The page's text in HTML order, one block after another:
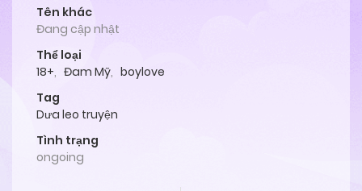
Tên khác
Đang cập nhật
Thể loại
18+, Đam Mỹ, boylove
Tag
Dưa leo truyện
Tình trạng
ongoing